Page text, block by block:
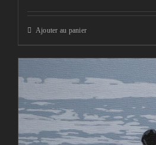
Ajouter au panier